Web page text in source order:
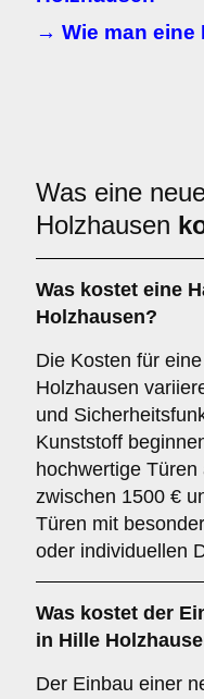
→ Wie man eine
Was eine
Holzhausen
Was kostet eine
Holzhausen?
Die Kosten für
Holzhausen
und
Kunststoff
hochwertige
zwischen 1500 €
Türen mit
oder individuellen
Was kostet der
in Hille
Der Einbau einer